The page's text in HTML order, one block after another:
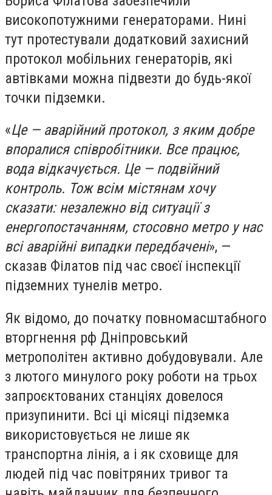
високопотужними генераторами. Нині
тут протестували додатковий захисний
протокол мобільних генераторів, які
автівками можна підвезти до будь-якої
точки підземки.
«Це — аварійний протокол, з яким добре
впоралися співробітники. Все працює,
вода відкачується. Це — подвійний
контроль. Тож всім містянам хочу
сказати: незалежно від ситуації з
енергопостачанням, стосовно метро у нас
всі аварійні випадки передбачені», —
сказав Філатов під час своєї інспекції
підземних тунелів метро.
Як відомо, до початку повномасштабного
вторгнення рф Дніпровський
метрополітен активно добудовували. Але
з лютого минулого року роботи на трьох
запроєктованих станціях довелося
призупинити. Всі ці місяці підземка
використовується не лише як
транспортна лінія, а і як сховище для
людей під час повітряних тривог та